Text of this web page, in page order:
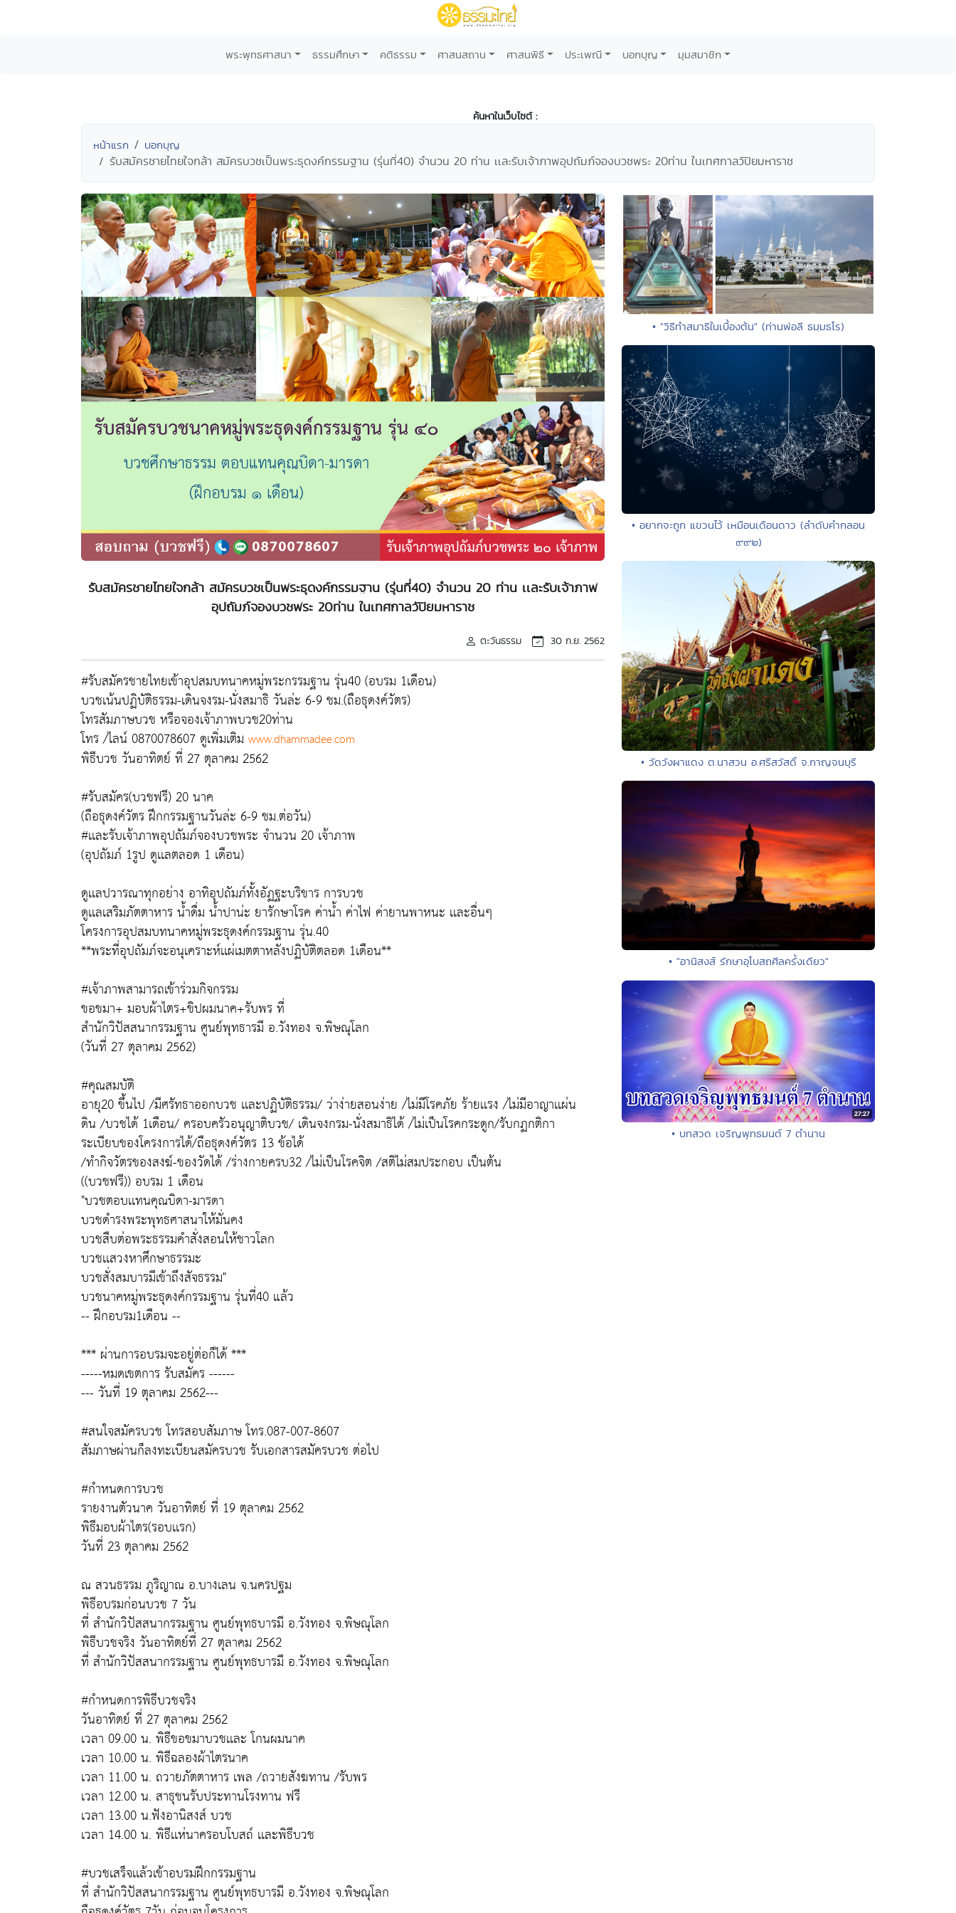
พระพุทธศาสนา ธรรมศึกษา คติธรรม ศาสนสถาน ศาสนพิธี ประเพณี บอกบุญ มุมสมาชิก
ค้นหาในเว็บไซต์ :
หน้าแรก บอกบุญ
รับสมัครชายไทยใจกล้า สมัครบวชเป็นพระธุดงค์กรรมฐาน (รุ่นที่40) จำนวน 20 ท่าน เเละรับเจ้าภาพอุปถัมภ์จองบวชพระ 20ท่าน ในเทศกาลวัปิยมหาราช
รับสมัครชายไทยใจกล้า สมัครบวชเป็นพระธุดงค์กรรมฐาน (รุ่นที่40) จำนวน 20 ท่าน เเละรับเจ้าภาพ
อุปถัมภ์จองบวชพระ 20ท่าน ในเทศกาลวัปิยมหาราช
ตะวันธรรม 30 ก.ย. 2562
#รับสมัครชายไทยเข้าอุปสมบทนาคหมู่พระกรรมฐาน รุ่น40 (อบรม 1เดือน)
บวชเน้นปฏิบัติธรรม-เดินจงรม-นั่งสมาธิ วันล่ะ 6-9 ชม.(ถือธุดงค์วัตร)
โทรสัมภาษบวช หรือจองเจ้าภาพบวช20ท่าน
โทร /ไลน์ 0870078607 ดูเพิ่มเติม www.dhammadee.com
พิธีบวช วันอาทิตย์ ที่ 27 ตุลาคม 2562
#รับสมัคร(บวชฟรี) 20 นาค
(ถือธุดงค์วัตร ฝึกกรรมฐานวันล่ะ 6-9 ชม.ต่อวัน)
#เเละรับเจ้าภาพอุปถัมภ์จองบวชพระ จำนวน 20 เจ้าภาพ
(อุปถัมภ์ 1รูป ดูเเลตลอด 1 เดือน)
ดูเเลปวารณาทุกอย่าง อาทิอุปถัมภ์ทั้งอัฏฐะบริขาร การบวช
ดูเเลเสริมภัตตาหาร น้ำดื่ม น้ำปาน่ะ ยารักษาโรค ค่าน้ำ ค่าไฟ ค่ายานพาหนะ เเละอื่นๆ
โครงการอุปสมบทนาคหมู่พระธุดงค์กรรมฐาน รุ่น.40
**พระที่อุปถัมภ์จะอนุเคราะห์เเผ่เมตตาหลังปฏิบัติตลอด 1เดือน**
#เจ้าภาพสามารถเข้าร่วมกิจกรรม
ขอขมา+ มอบผ้าไตร+ขิปผมนาค+รับพร ที่
สำนักวิปัสสนากรรมฐาน ศูนย์พุทธารมี อ.วังทอง จ.พิษณุโลก
(วันที่ 27 ตุลาคม 2562)
#คุณสมบัติ
อายุ20 ขึ้นไป /มีศรัทธาออกบวช เเละปฏิบัติธรรม/ ว่าง่ายสอนง่าย /ไม่มีโรคภัย ร้ายเเรง /ไม่มีอาญาเเผ่น
ดิน /บวชได้ 1เดือน/ ครอบครัวอนุญาติบวช/ เดินจงกรม-นั่งสมาธิได้ /ไม่เป็นโรคกระดูก/รับกฏกติกา
ระเบียบของโครงการได้/ถือธุดงค์วัตร 13 ข้อได้
/ทำกิจวัตรของสงฆ์-ของวัดได้ /ร่างกายครบ32 /ไม่เป็นโรคจิต /สติไม่สมประกอบ เป็นต้น
((บวชฟรี)) อบรม 1 เดือน
"บวชตอบเเทนคุณบิดา-มารดา
บวชดำรงพระพุทธศาสนาให้มั่นคง
บวชสืบต่อพระธรรมคำสั่งสอนให้ชาวโลก
บวชเเสวงหาศึกษาธรรมะ
บวชสั่งสมบารมีเข้าถึงสัจธรรม"
บวชนาคหมู่พระธุดงค์กรรมฐาน รุ่นที่40 แล้ว
-- ฝึกอบรม1เดือน --
*** ผ่านการอบรมจะอยู่ต่อก็ได้ ***
-----หมดเขตการ รับสมัคร ------
--- วันที่ 19 ตุลาคม 2562---
#สนใจสมัครบวช โทรสอบสัมภาษ โทร.087-007-8607
สัมภาษผ่านก็ลงทะเบียนสมัครบวช รับเอกสารสมัครบวช ต่อไป
#กำหนดการบวช
รายงานตัวนาค วันอาทิตย์ ที่ 19 ตุลาคม 2562
พิธีมอบผ้าไตร(รอบเเรก)
วันที่ 23 ตุลาคม 2562
ณ สวนธรรม ภูริญาณ อ.บางเลน จ.นครปฐม
พิธีอบรมก่อนบวช 7 วัน
ที่ สำนักวิปัสสนากรรมฐาน ศูนย์พุทธบารมี อ.วังทอง จ.พิษณุโลก
พิธีบวชจริง วันอาทิตย์ที่ 27 ตุลาคม 2562
ที่ สำนักวิปัสสนากรรมฐาน ศูนย์พุทธบารมี อ.วังทอง จ.พิษณุโลก
#กำหนดการพิธีบวชจริง
วันอาทิตย์ ที่ 27 ตุลาคม 2562
เวลา 09.00 น. พิธีขอขมาบวชเเละ โกนผมนาค
เวลา 10.00 น. พิธีฉลองผ้าไตรนาค
เวลา 11.00 น. ถวายภัตตาหาร เพล /ถวายสังฆทาน /รับพร
เวลา 12.00 น. สาธุชนรับประทานโรงทาน ฟรี
เวลา 13.00 น.ฟังอานิสงส์ บวช
เวลา 14.00 น. พิธีเเห่นาครอบโบสถ์ เเละพิธีบวช
#บวชเสร็จเเล้วเข้าอบรมฝึกกรรมฐาน
ที่ สำนักวิปัสสนากรรมฐาน ศูนย์พุทธบารมี อ.วังทอง จ.พิษณุโลก
• "วิธีทำสมาธิในเบื้องต้น" (ท่านพ่อลี ธมฺมธโร)
• อยากจะถูก แขวนไว้ เหมือนเดือนดาว (ลำดับคำกลอน
๙๙๒)
• วัดวังผาแดง ต.นาสวน อ.ศรีสวัสดิ์ จ.กาญจนบุรี
• "อานิสงส์ รักษาอุโบสถศีลครั้งเดียว"
• บทสวด เจริญพุทธมนต์ 7 ตำนาน